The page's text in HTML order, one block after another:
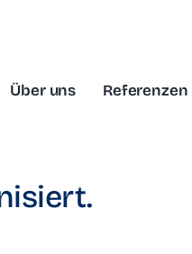
Über uns Referenzen